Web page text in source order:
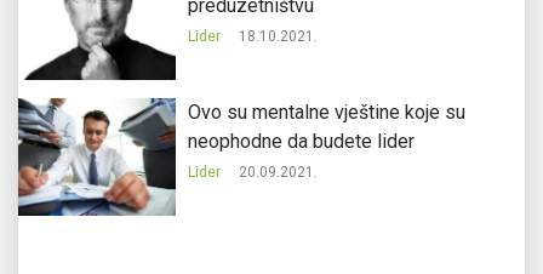
preduzetništvu
Lider 18.10.2021.
Ovo su mentalne vještine koje su
neophodne da budete lider
Lider 20.09.2021.